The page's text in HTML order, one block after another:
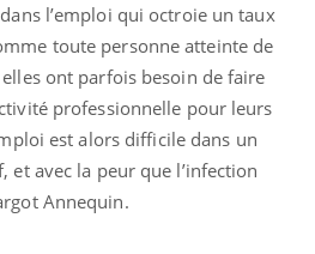
l’emploi qui octroie un taux
toute personne atteinte de
ont parfois besoin de faire
professionnelle pour leurs
est alors difficile dans un
et avec la peur que l’infection
Annequin.